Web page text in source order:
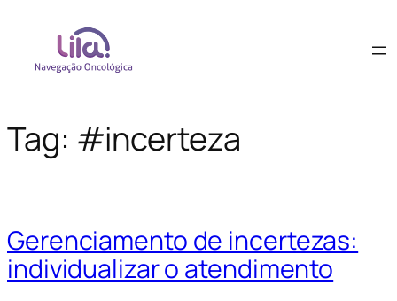
Tag: #incerteza
Gerenciamento de incertezas:
individualizar o atendimento